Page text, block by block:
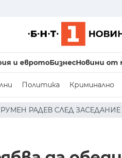
и евротоБизнесНовини от
Политика Криминално
НА СЪВЕТА ПО